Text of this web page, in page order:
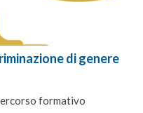
di genere
formativo